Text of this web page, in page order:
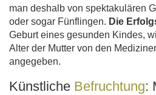
man deshalb von spektakulären
oder sogar Fünflingen. Die
Geburt eines gesunden Kindes,
Alter der Mutter von den
angegeben.
Künstliche Befruchtung: